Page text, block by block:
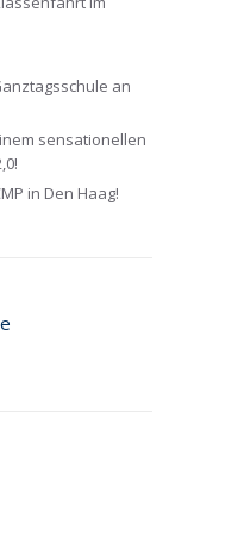
an
sensationellen
in Den Haag!